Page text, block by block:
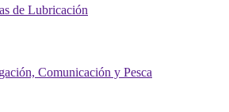
de Lubricación
Comunicación y Pesca